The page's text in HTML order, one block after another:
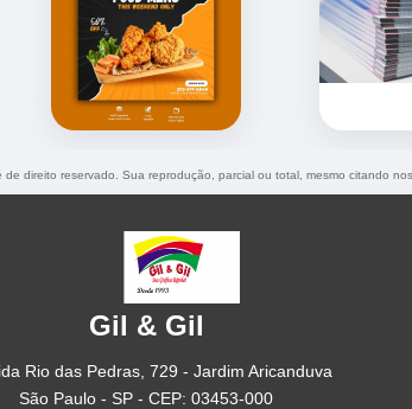
de direito reservado. Sua reprodução, parcial ou total, mesmo citando
Gil & Gil
Rio das Pedras, 729 - Jardim Aricanduva
São Paulo - SP - CEP: 03453-000